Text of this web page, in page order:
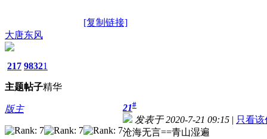
[复制链接]
大唐东风
217
主题
9832
帖子
1
精华
版主 21#
发表于 2020-7-21 09:15 | 只看该
沧海无言==青山湿遍